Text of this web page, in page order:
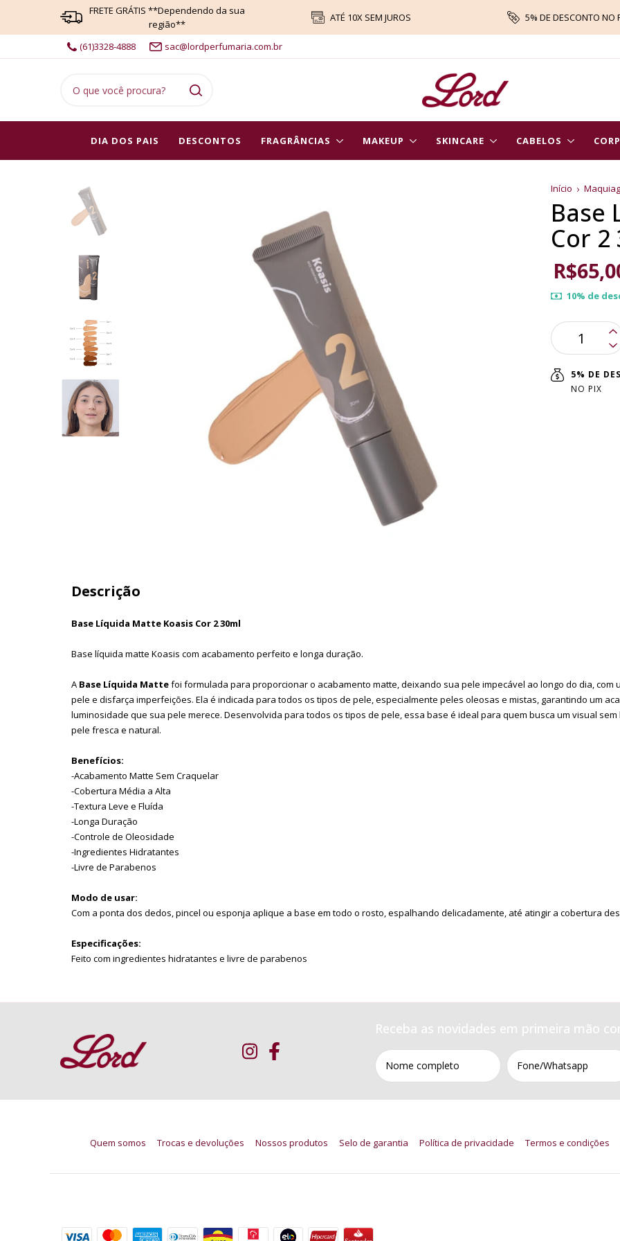
FRETE GRÁTIS **Dependendo da sua
região**
ATÉ 10X SEM JUROS 5% DE DESCONTO NO
(61)3328-4888
sac@lordperfumaria.com.br
DIA DOS PAIS DESCONTOS FRAGRÂNCIAS MAKEUP SKINCARE CABELOS
Início
Base
Cor 2
10% de
5% DE
NO PIX
Descrição
Base Líquida Matte Koasis Cor 2 30ml
Base líquida matte Koasis com acabamento perfeito e longa duração.
A Base Líquida Mattefoi formulada para proporcionar o acabamento matte, deixando sua pele impecável ao longo do dia,
pele e disfarça imperfeições. Ela é indicada para todos os tipos de pele, especialmente peles oleosas e mistas, garantindo um
luminosidade que sua pele merece. Desenvolvida para todos os tipos de pele, essa base é ideal para quem busca um visual
pele fresca e natural.
Benefícios:
-Acabamento Matte Sem Craquelar
-Cobertura Média a Alta
-Textura Leve e Fluída
-Longa Duração
-Controle de Oleosidade
-Ingredientes Hidratantes
-Livre de Parabenos
Modo de usar:
Com a ponta dos dedos, pincel ou esponja aplique a base em todo o rosto, espalhando delicadamente, até atingir a cobertura
Especificações:
Feito com ingredientes hidratantes e livre de parabenos
Receba as novidades em primeira mão
Quem somos Trocas e devoluções Nossos produtos Selo de garantia Política de privacidade Termos e condições